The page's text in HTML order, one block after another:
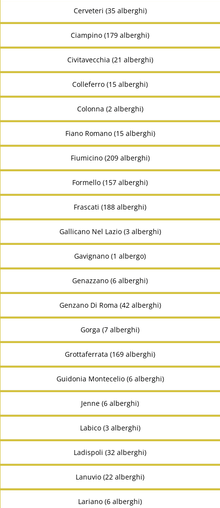
Cerveteri (35 alberghi)
Ciampino (179 alberghi)
Civitavecchia (21 alberghi)
Colleferro (15 alberghi)
Colonna (2 alberghi)
Fiano Romano (15 alberghi)
Fiumicino (209 alberghi)
Formello (157 alberghi)
Frascati (188 alberghi)
Gallicano Nel Lazio (3 alberghi)
Gavignano (1 albergo)
Genazzano (6 alberghi)
Genzano Di Roma (42 alberghi)
Gorga (7 alberghi)
Grottaferrata (169 alberghi)
Guidonia Montecelio (6 alberghi)
Jenne (6 alberghi)
Labico (3 alberghi)
Ladispoli (32 alberghi)
Lanuvio (22 alberghi)
Lariano (6 alberghi)